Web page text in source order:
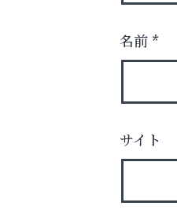
まずは
名前 *
サイト